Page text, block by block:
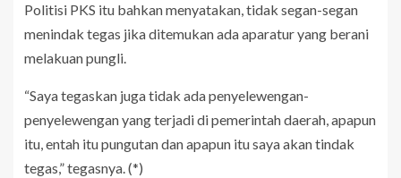
Politisi PKS itu bahkan menyatakan, tidak segan-segan
menindak tegas jika ditemukan ada aparatur yang berani
melakuan pungli.
“Saya tegaskan juga tidak ada penyelewengan-
penyelewengan yang terjadi di pemerintah daerah, apapun
itu, entah itu pungutan dan apapun itu saya akan tindak
tegas,” tegasnya. (*)